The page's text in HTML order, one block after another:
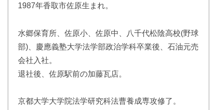
1987年香取市佐原生まれ。
水郷保育所、佐原小、佐原中、八千代松陰高校(野球
部)、慶應義塾大学法学部政治学科卒業後、石油元売
会社入社。
退社後、佐原駅前の加藤瓦店。
京都大学大学院法学研究科法曹養成専攻修了。